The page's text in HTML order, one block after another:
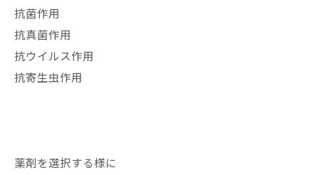
抗菌作用
抗真菌作用
抗ウイルス作用
抗寄生虫作用
薬剤を選択する様に